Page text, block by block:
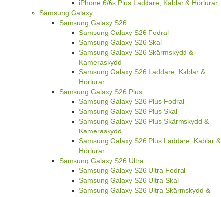
iPhone 6/6s Plus Laddare, Kablar & Hörlurar
Samsung Galaxy
Samsung Galaxy S26
Samsung Galaxy S26 Fodral
Samsung Galaxy S26 Skal
Samsung Galaxy S26 Skärmskydd &
Kameraskydd
Samsung Galaxy S26 Laddare, Kablar &
Hörlurar
Samsung Galaxy S26 Plus
Samsung Galaxy S26 Plus Fodral
Samsung Galaxy S26 Plus Skal
Samsung Galaxy S26 Plus Skärmskydd &
Kameraskydd
Samsung Galaxy S26 Plus Laddare, Kablar &
Hörlurar
Samsung Galaxy S26 Ultra
Samsung Galaxy S26 Ultra Fodral
Samsung Galaxy S26 Ultra Skal
Samsung Galaxy S26 Ultra Skärmskydd &